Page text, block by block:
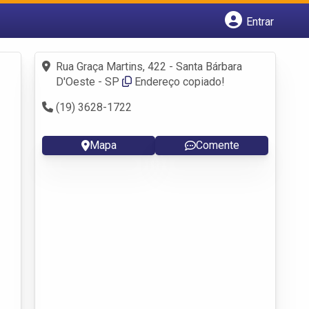
Entrar
Fazer login
Criar conta
Rua Graça Martins, 422 - Santa Bárbara
D'Oeste - SP
Endereço copiado!
(19) 3628-1722
Mapa Comente